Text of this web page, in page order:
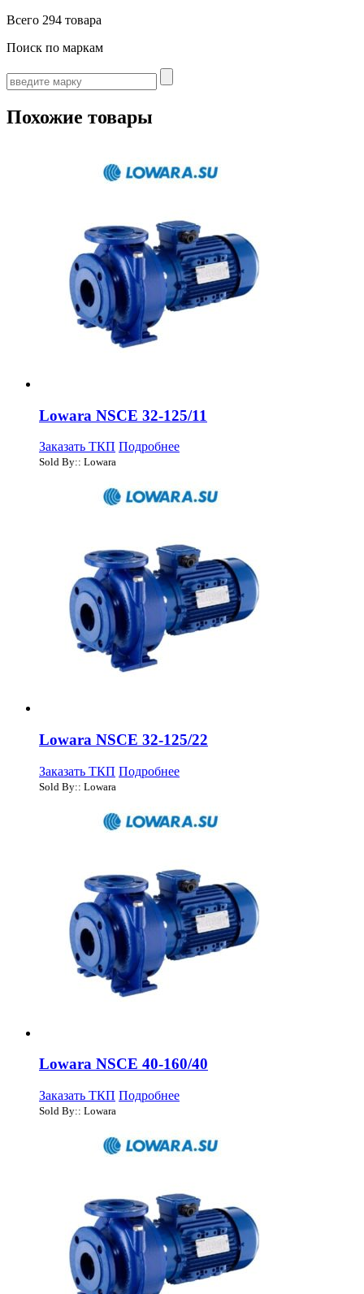
Всего 294 товара
Поиск по маркам
Похожие товары
Lowara NSCE 32-125/11
Заказать ТКП Подробнее
Sold By:: Lowara
Lowara NSCE 32-125/22
Заказать ТКП Подробнее
Sold By:: Lowara
Lowara NSCE 40-160/40
Заказать ТКП Подробнее
Sold By:: Lowara